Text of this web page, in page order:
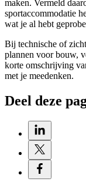
maken. Vermeld
sportaccommodatie
wat je al hebt
Bij technische of
plannen voor bouw,
korte omschrijving
met je meedenken.
Deel deze